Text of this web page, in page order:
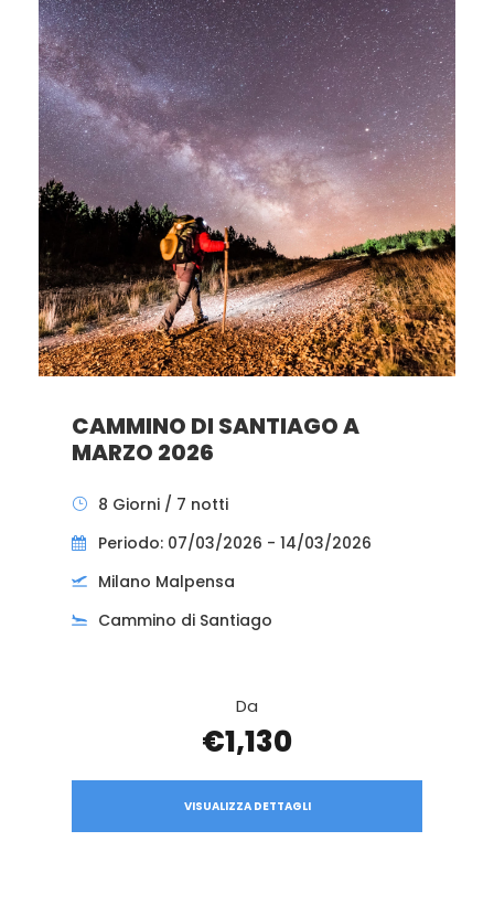
CAMMINO DI SANTIAGO A
MARZO 2026
8 Giorni / 7 notti
Periodo: 07/03/2026 - 14/03/2026
Milano Malpensa
Cammino di Santiago
Da
€1,130
VISUALIZZA DETTAGLI